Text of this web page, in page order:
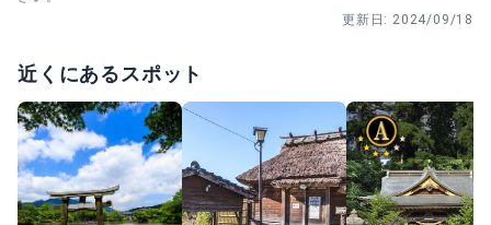
更新日: 2024/09/18
近くにあるスポット